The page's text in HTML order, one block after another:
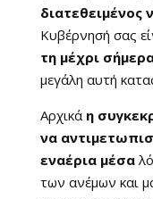
Κυβέρνησή σας
τη μέχρι
μεγάλη αυτή
Αρχικά η
να
εναέρια μέσα
των ανέμων και